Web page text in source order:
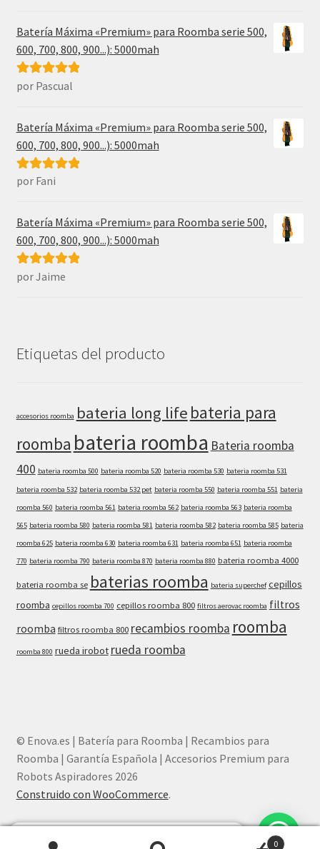
Batería Máxima «Premium» para Roomba serie 500,
600, 700, 800, 900...): 5000mah
Valorado con
por Pascual
Batería Máxima «Premium» para Roomba serie 500,
600, 700, 800, 900...): 5000mah
Valorado con
por Fani
Batería Máxima «Premium» para Roomba serie 500,
600, 700, 800, 900...): 5000mah
Valorado con
por Jaime
Etiquetas del producto
accesorios roomba bateria long life bateria para
roomba bateria roomba Bateria roomba
400 bateria roomba 500 bateria roomba 520 bateria roomba 530 bateria roomba 531
bateria roomba 532 bateria roomba 532 pet bateria roomba 550 bateria roomba 551 bateria
roomba 560 bateria roomba 561 bateria roomba 562 bateria roomba 563 bateria roomba
565 bateria roomba 580 bateria roomba 581 bateria roomba 582 bateria roomba 585 bateria
roomba 625 bateria roomba 630 bateria roomba 631 bateria roomba 651 bateria roomba
770 bateria roomba 790 bateria roomba 870 bateria roomba 880 bateria roomba 4000
bateria roomba se baterias roomba bateria superchef cepillos
roomba cepillos roomba 700 cepillos roomba 800 filtros aerovac roomba filtros
roomba filtros roomba 800 recambios roomba roomba
roomba 800 rueda irobot rueda roomba
© Enova.es | Batería para Roomba | Recambios para
Roomba | Garantía Española | Accesorios Premium para
Robots Aspiradores 2026
Construido con WooCommerce.
0